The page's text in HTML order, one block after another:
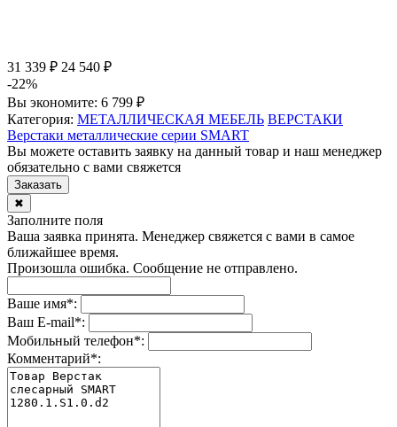
31 339 ₽ 24 540 ₽
-22%
Вы экономите: 6 799 ₽
Категория: МЕТАЛЛИЧЕСКАЯ МЕБЕЛЬ ВЕРСТАКИ
Верстаки металлические серии SMART
Вы можете оставить заявку на данный товар и наш менеджер
обязательно с вами свяжется
Заказать
✖
Заполните поля
Ваша заявка принята. Менеджер свяжется с вами в самое
ближайшее время.
Произошла ошибка. Сообщение не отправлено.
Ваше имя*:
Ваш E-mail*:
Мобильный телефон*:
Комментарий*: